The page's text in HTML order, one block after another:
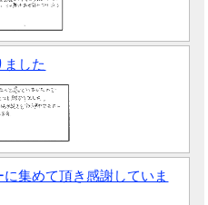
ました
集めて頂き感謝していま